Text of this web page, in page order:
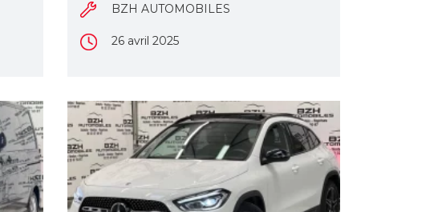
BZH AUTOMOBILES
26 avril 2025